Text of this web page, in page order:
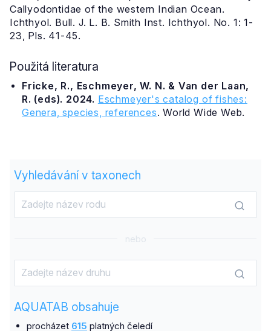
Callyodontidae of the western Indian Ocean.
Ichthyol. Bull. J. L. B. Smith Inst. Ichthyol. No. 1: 1-
23, Pls. 41-45.
Použitá literatura
Fricke, R., Eschmeyer, W. N. & Van der Laan,
R. (eds). 2024. Eschmeyer's catalog of fishes:
Genera, species, references. World Wide Web.
Vyhledávání v taxonech
nebo
AQUATAB obsahuje
procházet 615 platných čeledí